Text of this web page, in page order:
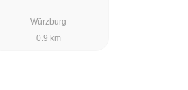
Würzburg
0.9 km